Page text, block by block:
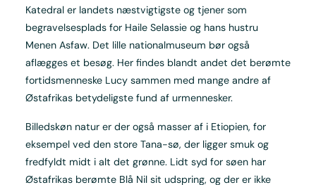
Katedral er landets næstvigtigste og tjener som
begravelsesplads for Haile Selassie og hans hustru
Menen Asfaw. Det lille nationalmuseum bør også
aflægges et besøg. Her findes blandt andet det berømte
fortidsmenneske Lucy sammen med mange andre af
Østafrikas betydeligste fund af urmennesker.
Billedskøn natur er der også masser af i Etiopien, for
eksempel ved den store Tana-sø, der ligger smuk og
fredfyldt midt i alt det grønne. Lidt syd for søen har
Østafrikas berømte Blå Nil sit udspring, og der er ikke